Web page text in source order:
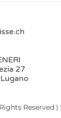
27
Reserved